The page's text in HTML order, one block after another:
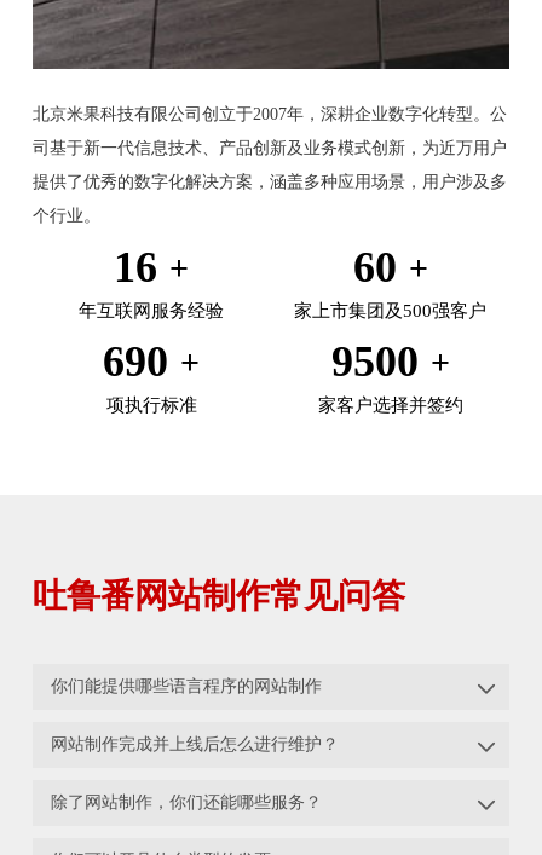
北京米果科技有限公司创立于2007年，深耕企业数字化转型。公
司基于新一代信息技术、产品创新及业务模式创新，为近万用户
提供了优秀的数字化解决方案，涵盖多种应用场景，用户涉及多
个行业。
16
年互联网服务经验
60
家上市集团及500强客户
690
项执行标准
9500
家客户选择并签约
吐鲁番网站制作常见问答
你们能提供哪些语言程序的网站制作 
网站制作完成并上线后怎么进行维护？ 
除了网站制作，你们还能哪些服务？ 